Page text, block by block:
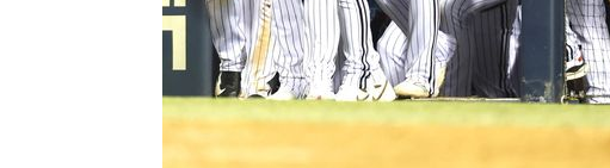
'월드컵 탈락 후폭풍' 축구협회…초유의 압수수색에 '충격·당황'
서울 낮 37.9도, 올여름 최고치 경신…영등포 순간 '40도'
[속보]종합특검, 대검 추가 압수수색…내란 중요임무종사 혐의
[속보]코스닥, 800p 회복…0.26% 오른 801.67 마감
[속보]코스피, 301.88포인트(4.58%) 내린 6296.38 마감